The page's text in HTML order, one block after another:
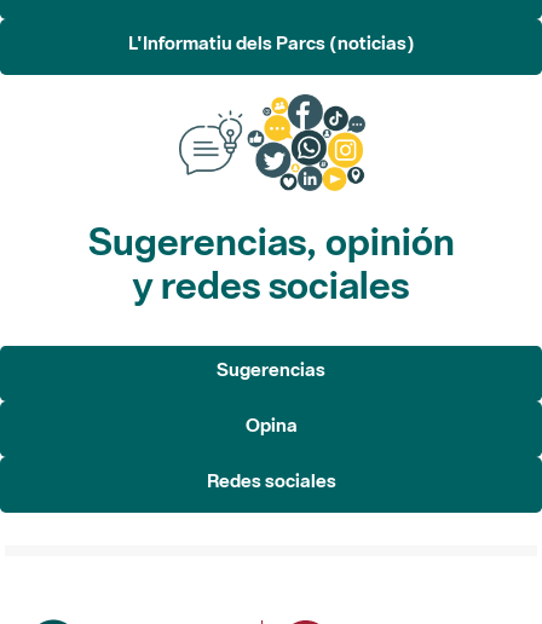
L'Informatiu dels Parcs (noticias)
Sugerencias, opinión
y redes sociales
Sugerencias
Opina
Redes sociales